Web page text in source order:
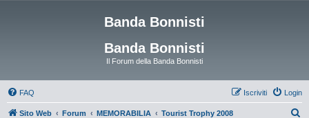
Banda Bonnisti
Banda Bonnisti
Il Forum della Banda Bonnisti
FAQ Login
Iscriviti
Sito Web Forum MEMORABILIA Tourist Trophy 2008